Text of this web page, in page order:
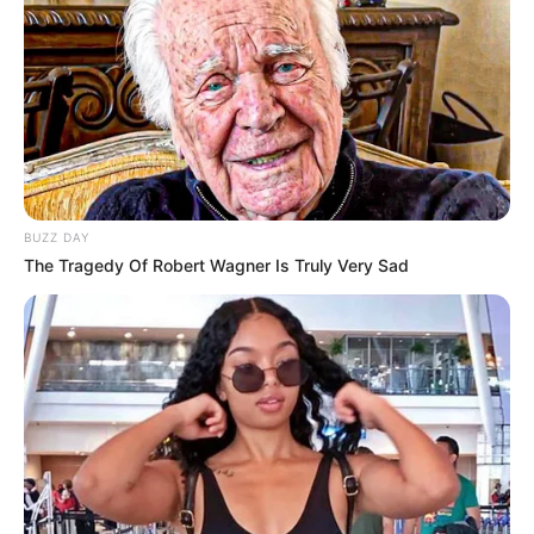
anos, que atuou pela primeira vez no profissional.
-ad4
Controle na etapa final
BUZZ DAY
The Tragedy Of Robert Wagner Is Truly Very Sad